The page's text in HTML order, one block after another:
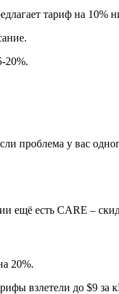
тариф на 10%
20%.
проблема у вас
ещё есть CARE –
20%.
взлетели до $9 за